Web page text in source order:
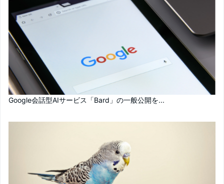
Google会話型AIサービス「Bard」の一般公開を...